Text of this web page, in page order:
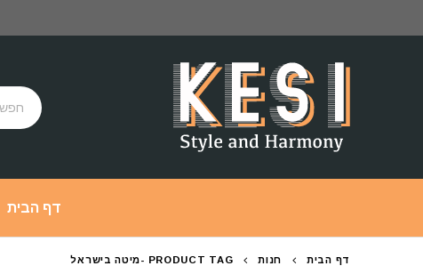
דף הבית
דף הבית חנות PRODUCT TAG - מיטה בישראל